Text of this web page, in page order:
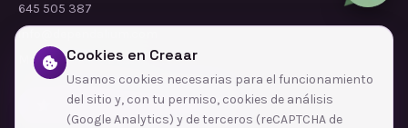
645 505 387
info@dependalium.com
Mataró (Barcelona)
Déjanos tu reseña en Google
Cookies en Creaar
Usamos cookies necesarias para el funcionamiento
del sitio y, con tu permiso, cookies de análisis
(Google Analytics) y de terceros (reCAPTCHA de